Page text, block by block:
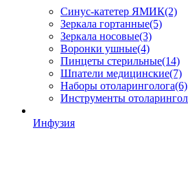
Синус-катетер ЯМИК(2)
Зеркала гортанные(5)
Зеркала носовые(3)
Воронки ушные(4)
Пинцеты стерильные(14)
Шпатели медицинские(7)
Наборы отоларинголога(6)
Инструменты
Инфузия